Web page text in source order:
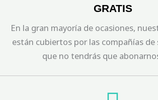
GRATIS
En la gran mayoría de ocasiones,
están cubiertos por las compañías de
que no tendrás que